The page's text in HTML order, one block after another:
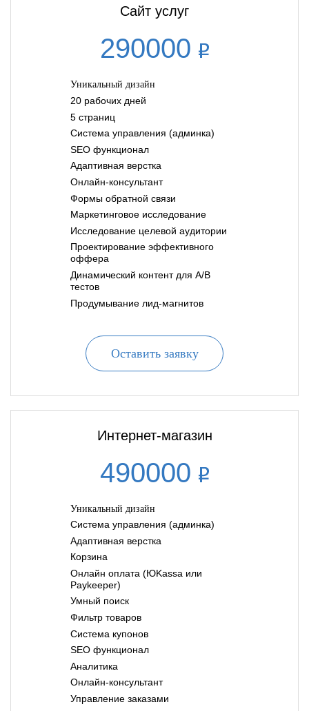
Сайт услуг
290000
Уникальный дизайн
20 рабочих дней
5 страниц
Система управления (админка)
SEO функционал
Адаптивная верстка
Онлайн-консультант
Формы обратной связи
Маркетинговое исследование
Исследование целевой аудитории
Проектирование эффективного
оффера
Динамический контент для A/B
тестов
Продумывание лид-магнитов
Оставить заявку
Интернет-магазин
490000
Уникальный дизайн
Система управления (админка)
Адаптивная верстка
Корзина
Онлайн оплата (ЮKassa или
Paykeeper)
Умный поиск
Фильтр товаров
Система купонов
SEO функционал
Аналитика
Онлайн-консультант
Управление заказами